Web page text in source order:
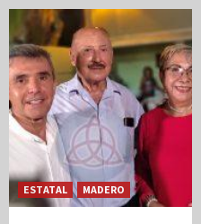
ESTATAL MADERO